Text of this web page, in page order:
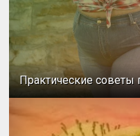
Практические